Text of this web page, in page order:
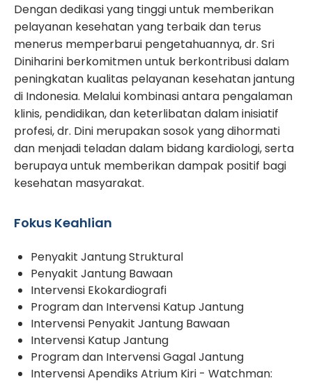
Dengan dedikasi yang tinggi untuk memberikan
pelayanan kesehatan yang terbaik dan terus
menerus memperbarui pengetahuannya, dr. Sri
Diniharini berkomitmen untuk berkontribusi dalam
peningkatan kualitas pelayanan kesehatan jantung
di Indonesia. Melalui kombinasi antara pengalaman
klinis, pendidikan, dan keterlibatan dalam inisiatif
profesi, dr. Dini merupakan sosok yang dihormati
dan menjadi teladan dalam bidang kardiologi, serta
berupaya untuk memberikan dampak positif bagi
kesehatan masyarakat.
Fokus Keahlian
Penyakit Jantung Struktural
Penyakit Jantung Bawaan
Intervensi Ekokardiografi
Program dan Intervensi Katup Jantung
Intervensi Penyakit Jantung Bawaan
Intervensi Katup Jantung
Program dan Intervensi Gagal Jantung
Intervensi Apendiks Atrium Kiri - Watchman: